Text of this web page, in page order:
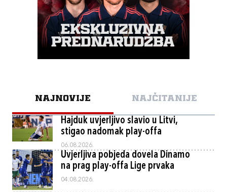
NAJNOVIJE NAJČITANIJE
Hajduk uvjerljivo slavio u Litvi,
stigao nadomak play-offa
06.08.2026.
Uvjerljiva pobjeda dovela Dinamo
na prag play-offa Lige prvaka
04.08.2026.